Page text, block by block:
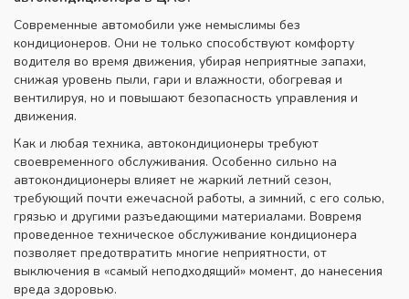
Современные автомобили уже немыслимы без
кондиционеров. Они не только способствуют комфорту
водителя во время движения, убирая неприятные запахи,
снижая уровень пыли, гари и влажности, обогревая и
вентилируя, но и повышают безопасность управления и
движения.
Как и любая техника, автокондиционеры требуют
своевременного обслуживания. Особенно сильно на
автокондиционеры влияет не жаркий летний сезон,
требующий почти ежечасной работы, а зимний, с его солью,
грязью и другими разъедающими материалами. Вовремя
проведенное техническое обслуживание кондиционера
позволяет предотвратить многие неприятности, от
выключения в «самый неподходящий» момент, до нанесения
вреда здоровью.